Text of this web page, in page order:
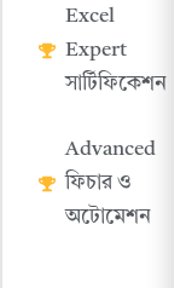
Excel
Expert
সার্টিফিকেশন
Advanced
ফিচার ও
অটোমেশন